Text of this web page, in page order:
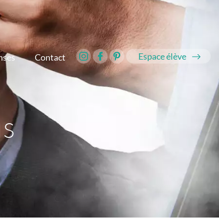
Contact Espace élève